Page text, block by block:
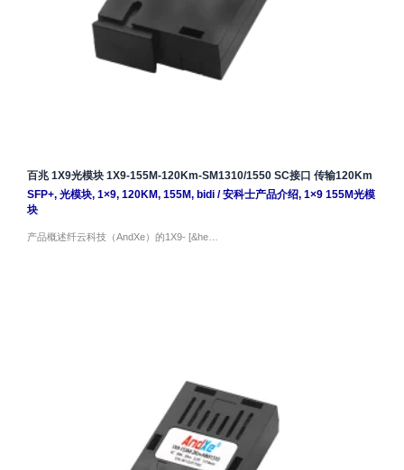
百兆 1X9光模块 1X9-155M-120Km-SM1310/1550 SC接口 传输120Km
SFP+, 光模块, 1×9, 120KM, 155M, bidi/安科士产品介绍, 1×9 155M光模
块
产品概述纤云科技（AndXe）的1X9- [&he…